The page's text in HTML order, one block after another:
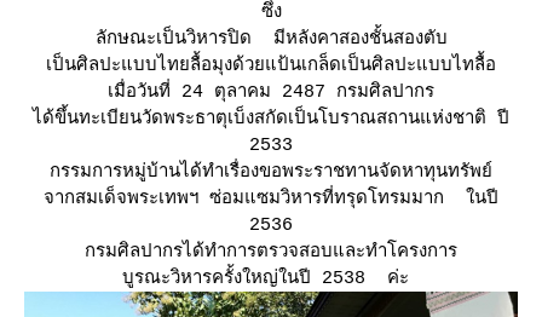
ซึ่ง
ลักษณะเป็นวิหารปิด มีหลังคาสองชั้นสองตับ
เป็นศิลปะแบบไทยลื้อมุงด้วยแป้นเกล็ดเป็นศิลปะแบบไทลื้อ
เมื่อวันที่ 24 ตุลาคม 2487 กรมศิลปากร
ได้ขึ้นทะเบียนวัดพระธาตุเบ็งสกัดเป็นโบราณสถานแห่งชาติ ปี
2533
กรรมการหมู่บ้านได้ทำเรื่องขอพระราชทานจัดหาทุนทรัพย์
จากสมเด็จพระเทพฯ ซ่อมแซมวิหารที่ทรุดโทรมมาก ในปี
2536
กรมศิลปากรได้ทำการตรวจสอบและทำโครงการ
บูรณะวิหารครั้งใหญ่ในปี 2538 ค่ะ